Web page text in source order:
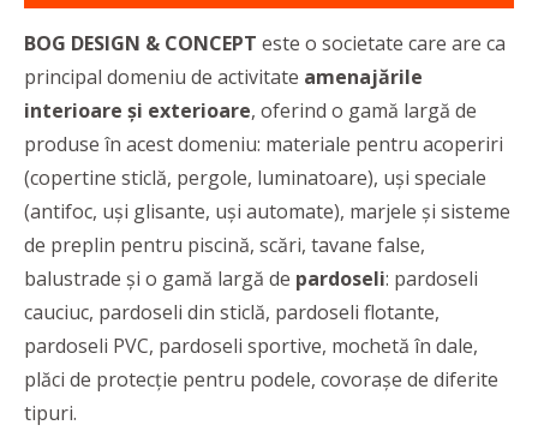
BOG DESIGN & CONCEPT este o societate care are ca
principal domeniu de activitate amenajările
interioare și exterioare, oferind o gamă largă de
produse în acest domeniu: materiale pentru acoperiri
(copertine sticlă, pergole, luminatoare), uși speciale
(antifoc, uși glisante, uși automate), marjele și sisteme
de preplin pentru piscină, scări, tavane false,
balustrade și o gamă largă de pardoseli: pardoseli
cauciuc, pardoseli din sticlă, pardoseli flotante,
pardoseli PVC, pardoseli sportive, mochetă în dale,
plăci de protecție pentru podele, covorașe de diferite
tipuri.